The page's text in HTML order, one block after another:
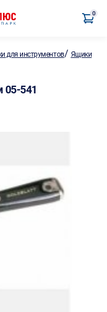
0
для инструментов/ Ящики
05-541